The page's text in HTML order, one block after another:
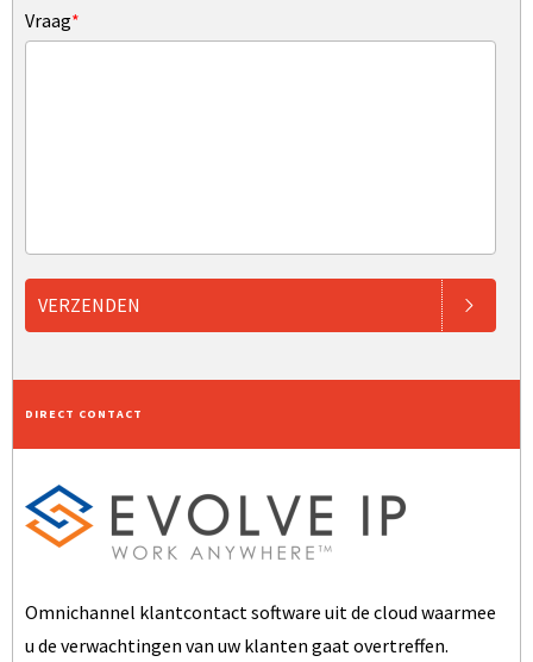
Vraag*
VERZENDEN
DIRECT CONTACT
Omnichannel klantcontact software uit de cloud waarmee
u de verwachtingen van uw klanten gaat overtreffen.